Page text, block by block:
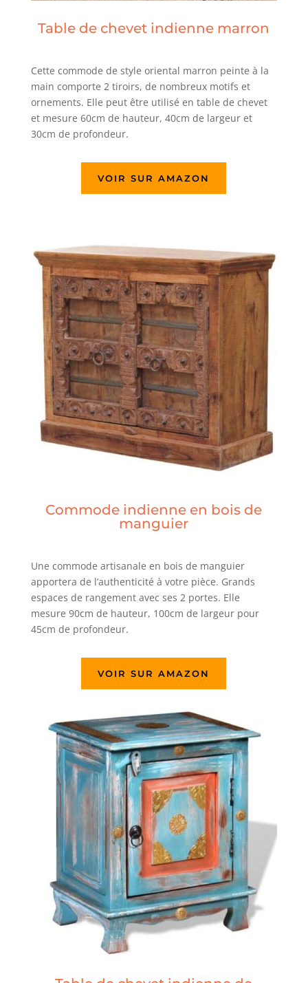
Table de chevet indienne marron
Cette commode de style oriental marron peinte à la
main comporte 2 tiroirs, de nombreux motifs et
ornements. Elle peut être utilisé en table de chevet
et mesure 60cm de hauteur, 40cm de largeur et
30cm de profondeur.
VOIR SUR AMAZON
Commode indienne en bois de
manguier
Une commode artisanale en bois de manguier
apportera de l’authenticité à votre pièce. Grands
espaces de rangement avec ses 2 portes. Elle
mesure 90cm de hauteur, 100cm de largeur pour
45cm de profondeur.
VOIR SUR AMAZON